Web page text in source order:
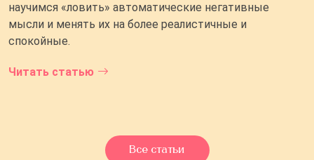
научимся «ловить» автоматические негативные
мысли и менять их на более реалистичные и
спокойные.
Читать статью
Все статьи